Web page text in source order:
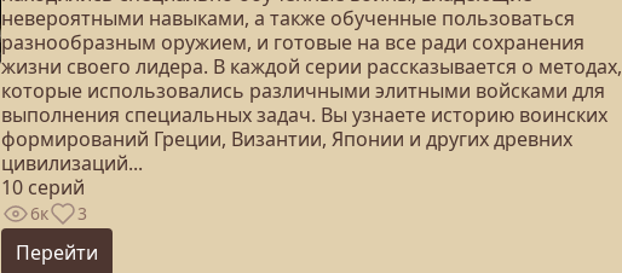
невероятными навыками, а также обученные пользоваться
разнообразным оружием, и готовые на все ради сохранения
жизни своего лидера. В каждой серии рассказывается о методах,
которые использовались различными элитными войсками для
выполнения специальных задач. Вы узнаете историю воинских
формирований Греции, Византии, Японии и других древних
цивилизаций...
10 серий
6к 3
Перейти